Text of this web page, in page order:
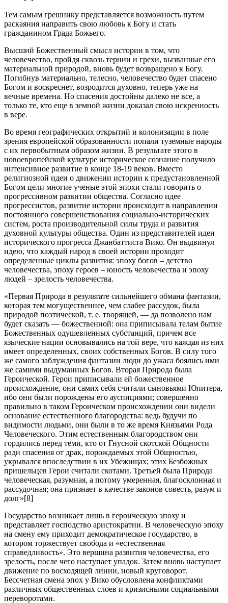
Тем самым грешнику представляется возможность путем
раскаяния направить свою любовь к Богу и стать
гражданином Града Божьего.
Высший Божественный смысл истории в том, что
человечество, пройдя сквозь тернии и грехи, вызванные его
материальной природой, вновь будет возвращено к Богу.
Погибнув материально, телесно, человечество будет спасено
Богом и воскреснет, возродится духовно, теперь уже на
вечные времена. Но спасения достойны далеко не все, а
только те, кто еще в земной жизни доказал свою искренность
в вере.
Во время географических открытий и колонизации в поле
зрения европейской образованности попали туземные народы
с их первобытным образом жизни. В результате этого в
новоевропейской культуре историческое сознание получило
интенсивное развитие в конце 18-19 веков. Вместо
религиозной идеи о движении истории к предустановленной
Богом цели многие ученые этой эпохи стали говорить о
прогрессивном развитии общества. Согласно идее
прогрессистов, развитие истории происходит в направлении
постоянного совершенствования социально-исторических
систем, роста производительной силы труда и развития
духовной культуры общества. Один из представителей идеи
исторического прогресса Джанбаттиста Вико. Он выдвинул
идею, что каждый народ в своей истории проходит
определенные циклы развития: эпоху богов – детство
человечества, эпоху героев – юность человечества и эпоху
людей – зрелость человечества.
«Первая Природа в результате сильнейшего обмана фантазии,
которая тем могущественнее, чем слабее рассудок, была
природой поэтической, т. е. творящей, — да позволено нам
будет сказать — божественной: она приписывала телам бытие
Божественных одушевленных субстанций, причем все
языческие нации основывались на той вере, что каждая из них
имеет определенных, своих собственных Богов. В силу того
же самого заблуждения фантазии люди до ужаса боялись ими
же самими выдуманных Богов. Вторая Природа была
Героической. Герои приписывали ей божественное
происхождение, они самих себя считали сыновьями Юпитера,
ибо они были порождены его ауспициями; совершенно
правильно в таком Героическом происхождении они видели
основание естественного благородства: ведь будучи по
видимости людьми, они были в то же время Князьями Рода
Человеческого. Этим естественным благородством они
гордились перед теми, кто от Гнусной скотской Общности
ради спасения от драк, порождаемых этой Общностью,
укрывался впоследствии в их Убежищах; этих Безбожных
пришельцев Герои считали скотами. Третьей была Природа
человеческая, разумная, а потому умеренная, благосклонная и
рассудочная; она признает в качестве законов совесть, разум и
долг»[8]
Государство возникает лишь в героическую эпоху и
представляет господство аристократии. В человеческую эпоху
на смену ему приходит демократическое государство, в
котором торжествует свобода и «естественная
справедливость». Это вершина развития человечества, его
зрелость, после чего наступает упадок. Затем вновь наступает
движение по восходящей линии, новый круговорот.
Бессчетная смена эпох у Вико обусловлена конфликтами
различных общественных слоев и кризисными социальными
переворотами.